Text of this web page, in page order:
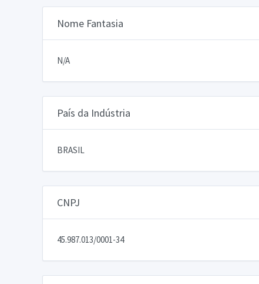
Nome Fantasia
N/A
País da Indústria
BRASIL
CNPJ
45.987.013/0001-34